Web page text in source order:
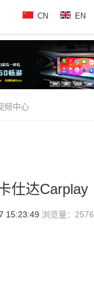
CN EN
频中心
仕达Carplay
15:23:49 浏览量： 2576